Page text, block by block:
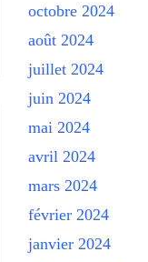
octobre 2024
août 2024
juillet 2024
juin 2024
mai 2024
avril 2024
mars 2024
février 2024
janvier 2024